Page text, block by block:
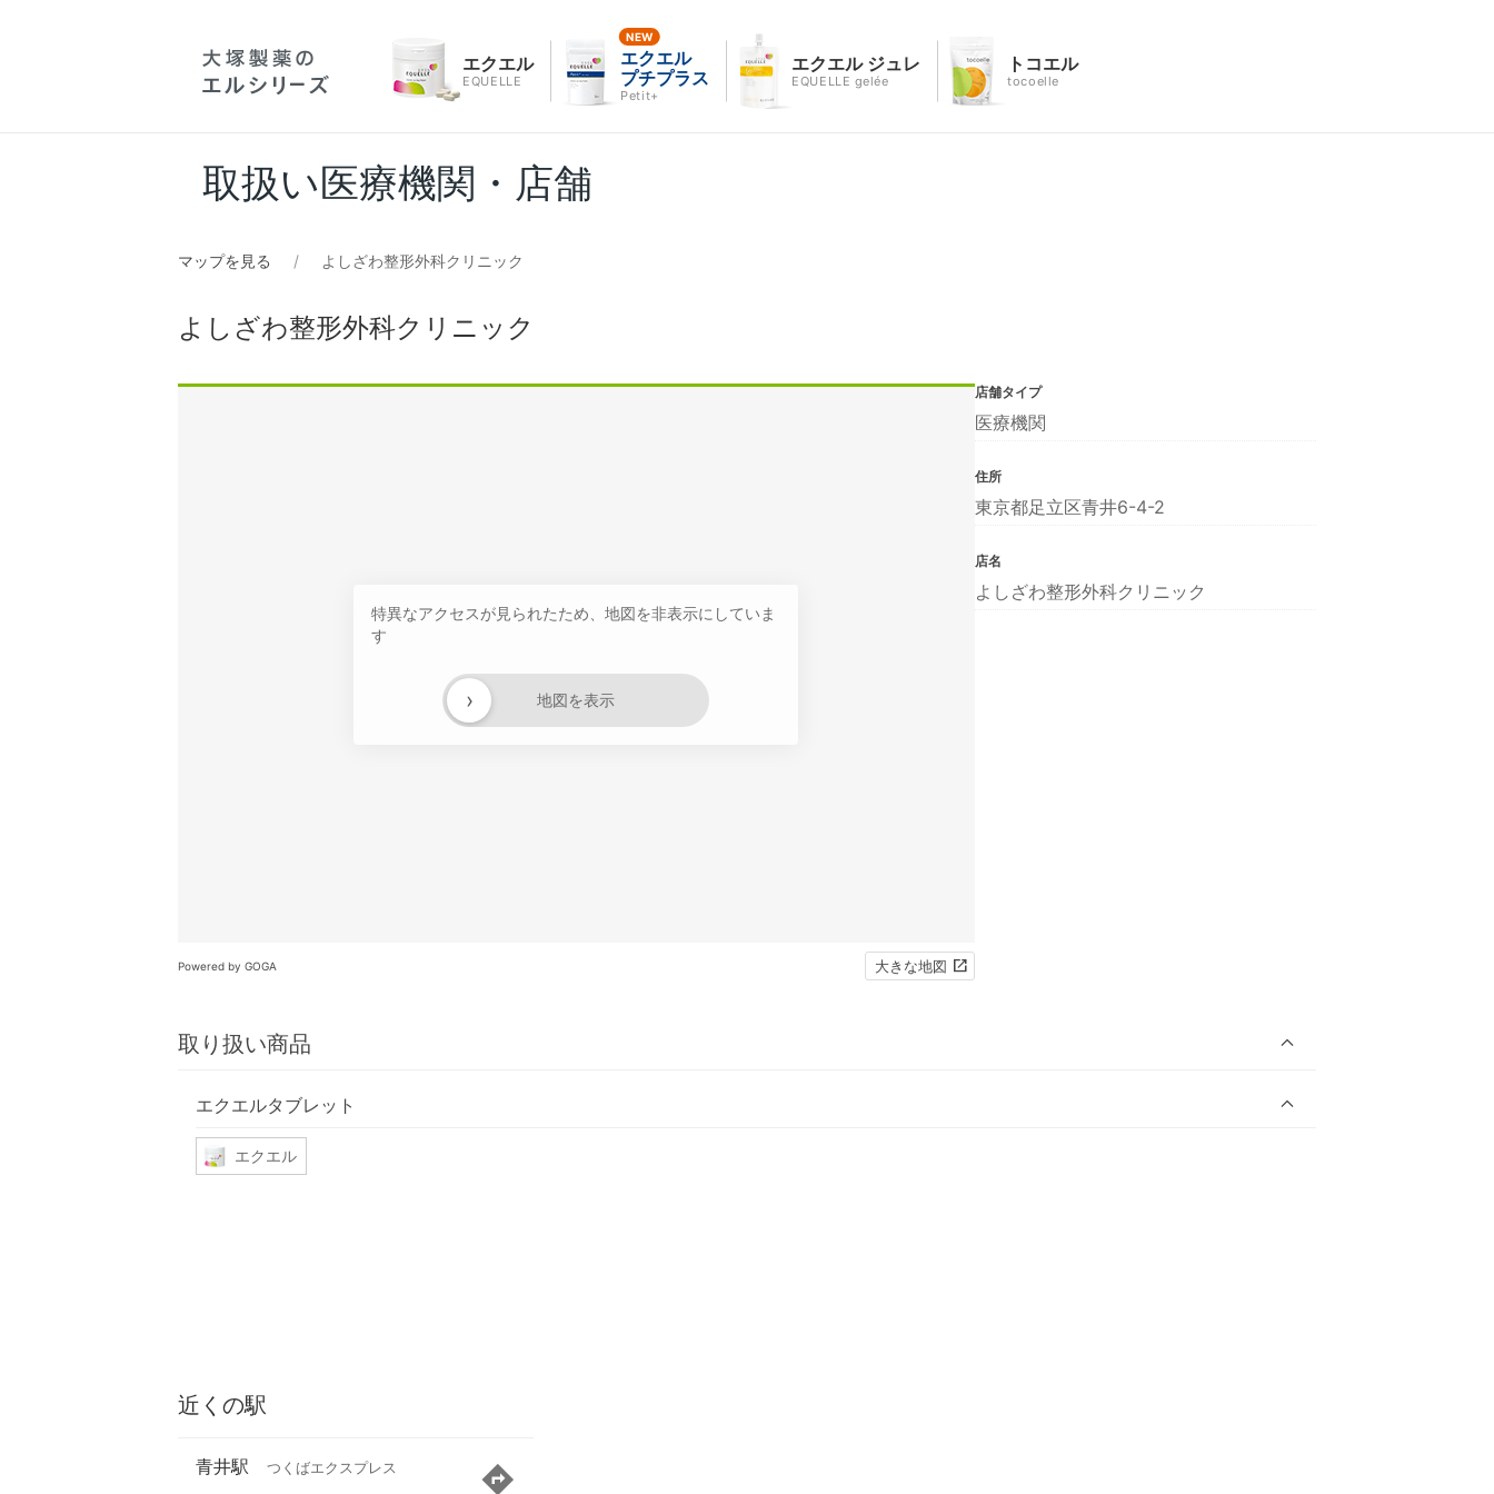
エクエル
EQUELLE
エクエル
プチプラス
Petit+
エクエル ジュレ
EQUELLE gelée
トコエル
tocoelle
取扱い医療機関・店舗
マップを見る よしざわ整形外科クリニック
よしざわ整形外科クリニック
特異なアクセスが見られたため、地図を非表示にしていま
す
地図を表示
›
Powered by GOGA 大きな地図
取り扱い商品
エクエルタブレット
エクエル
店舗タイプ
医療機関
住所
東京都足立区青井6-4-2
店名
よしざわ整形外科クリニック
近くの駅
青井駅 つくばエクスプレス